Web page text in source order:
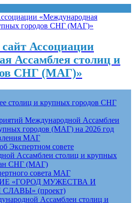
Ассоциации
Ассамблея столиц и
СНГ (МАГ)»
столиц и крупных городов СНГ
Международной Ассамблеи
городов (МАГ) на 2026 год
МАГ
Экспертном совете
Ассамблеи столиц и крупных
СНГ (МАГ)
совета МАГ
«ГОРОД МУЖЕСТВА И
(проект)
Ассамблеи столиц и